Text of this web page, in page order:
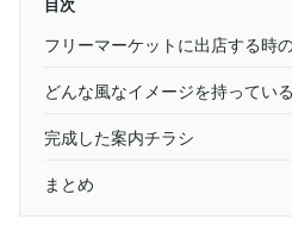
フリーマーケットに出店する時
どんな風なイメージを持ってい
完成した案内チラシ
まとめ